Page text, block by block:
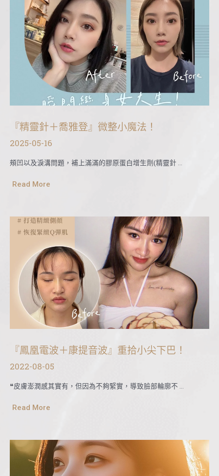
『精靈針＋喬雅登』微整小魔法！
2025-05-16
頰凹以及淚溝問題，補上滿滿的膠原蛋白增生劑(精靈針 …
Read More
『鳳凰電波＋康提音波』重拾小尖下巴！
2022-08-05
❝皮膚澎潤感其實有，但因為不夠緊實，導致臉部輪廓不 …
Read More